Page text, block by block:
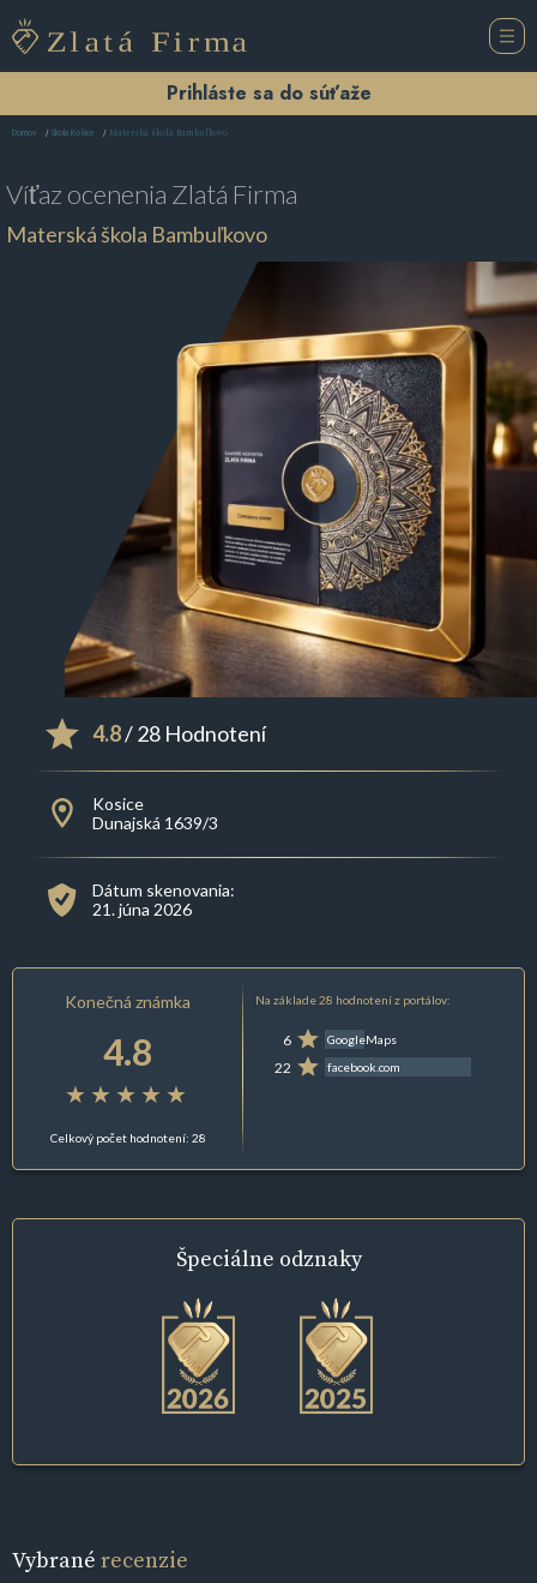
Prihláste sa do súťaže
Domov Škola Košice Materská škola Bambuľkovo
Víťaz ocenenia Zlatá Firma
Materská škola Bambuľkovo
4.8/ 28 Hodnotení
Kosice
Dunajská 1639/3
Dátum skenovania:
21. júna 2026
Konečná známka
4.8
Celkový počet hodnotení: 28
Na základe 28 hodnotení z portálov:
6 GoogleMaps
22 facebook.com
Špeciálne odznaky
Vybrané recenzie